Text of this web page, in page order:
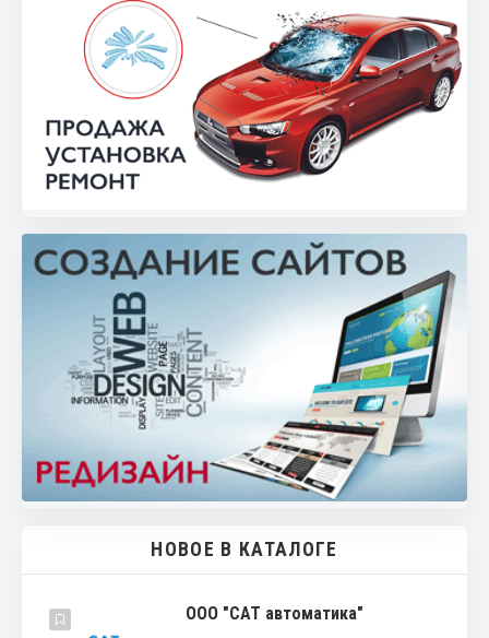
НОВОЕ В КАТАЛОГЕ
ООО "САТ автоматика"